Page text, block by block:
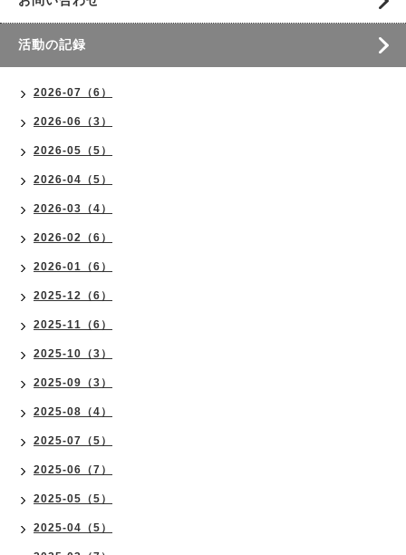
活動の記録
2026-07（6）
2026-06（3）
2026-05（5）
2026-04（5）
2026-03（4）
2026-02（6）
2026-01（6）
2025-12（6）
2025-11（6）
2025-10（3）
2025-09（3）
2025-08（4）
2025-07（5）
2025-06（7）
2025-05（5）
2025-04（5）